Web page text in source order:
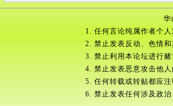
华
1. 任何言论纯属作者个
2. 禁止发表反动、色情
3. 禁止利用本论坛进行
4. 禁止发表恶意攻击他
5. 任何转载或转贴都应
6. 禁止发表任何涉及政